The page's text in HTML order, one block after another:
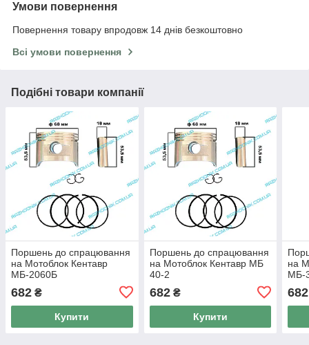
Умови повернення
Повернення товару впродовж 14 днів безкоштовно
Всі умови повернення
Подібні товари компанії
Поршень до спрацювання
на Мотоблок Кентавр
МБ-2060Б
682 ₴
Купити
Поршень до спрацювання
на Мотоблок Кентавр МБ
40-2
682₴
Купити
на
МБ-
682